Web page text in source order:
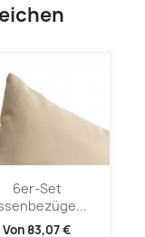
6er-Set
Von 83,07 €